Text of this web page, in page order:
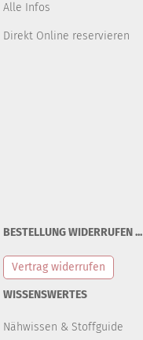
Alle Infos
Direkt Online reservieren
BESTELLUNG WIDERRUFEN ...
Vertrag widerrufen
WISSENSWERTES
Nähwissen & Stoffguide